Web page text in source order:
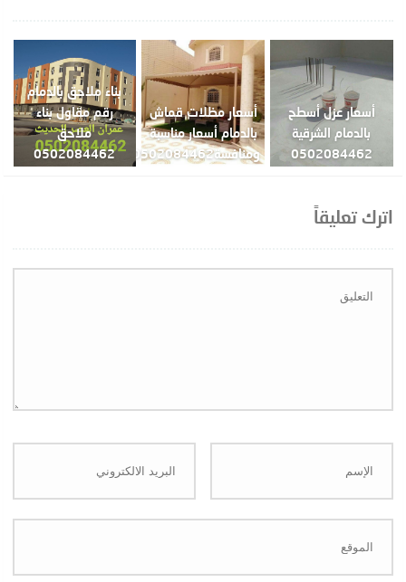
أسعار عزل أسطح
بالدمام الشرقية
0502084462
أسعار مظلات قماش
بالدمام أسعار مناسبة
ومنافسة0502084462
بناء ملاحق بالدمام
رقم مقاول بناء
ملاحق
0502084462
اترك تعليقاً